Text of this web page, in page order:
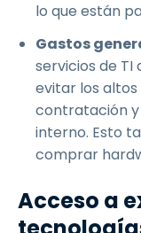
lo que están
Gastos
servicios de TI
evitar los
contratación
interno. Esto
comprar
Acceso a